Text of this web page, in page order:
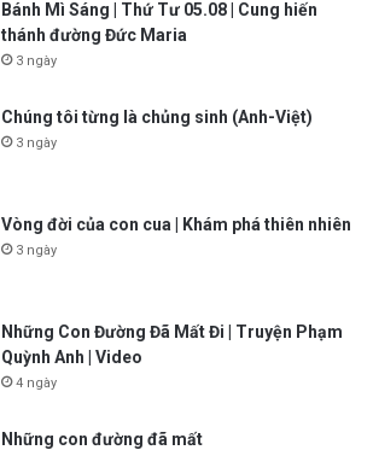
Bánh Mì Sáng | Thứ Tư 05.08 | Cung hiến
thánh đường Đức Maria
3 ngày
Chúng tôi từng là chủng sinh (Anh-Việt)
3 ngày
Vòng đời của con cua | Khám phá thiên nhiên
3 ngày
Những Con Đường Đã Mất Đi | Truyện Phạm
Quỳnh Anh | Video
4 ngày
Những con đường đã mất